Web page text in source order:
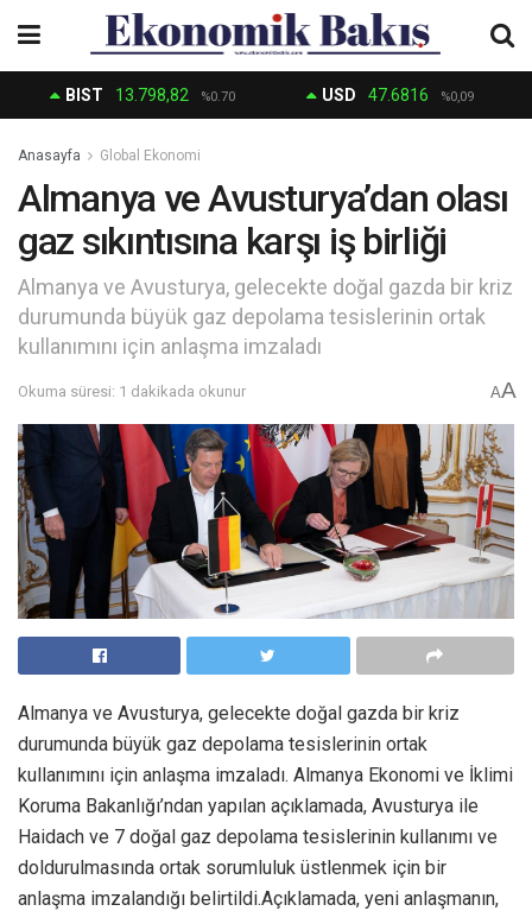
BIST 13.798,82 %0.70 USD 47.6816 %0,09
Anasayfa Global Ekonomi
Almanya ve Avusturya’dan olası
gaz sıkıntısına karşı iş birliği
Almanya ve Avusturya, gelecekte doğal gazda bir kriz
durumunda büyük gaz depolama tesislerinin ortak
kullanımını için anlaşma imzaladı
Okuma süresi: 1 dakikada okunur AA
Almanya ve Avusturya, gelecekte doğal gazda bir kriz
durumunda büyük gaz depolama tesislerinin ortak
kullanımını için anlaşma imzaladı. Almanya Ekonomi ve İklimi
Koruma Bakanlığı’ndan yapılan açıklamada, Avusturya ile
Haidach ve 7 doğal gaz depolama tesislerinin kullanımı ve
doldurulmasında ortak sorumluluk üstlenmek için bir
anlaşma imzalandığı belirtildi.Açıklamada, yeni anlaşmanın,